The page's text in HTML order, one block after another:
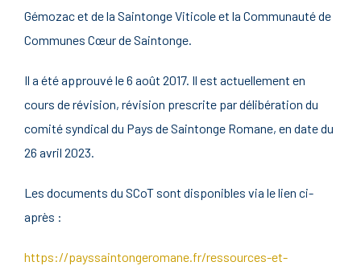
Gémozac et de la Saintonge Viticole et la Communauté de
Communes Cœur de Saintonge.
Il a été approuvé le 6 août 2017. Il est actuellement en
cours de révision, révision prescrite par délibération du
comité syndical du Pays de Saintonge Romane, en date du
26 avril 2023.
Les documents du SCoT sont disponibles via le lien ci-
après :
https://payssaintongeromane.fr/ressources-et-